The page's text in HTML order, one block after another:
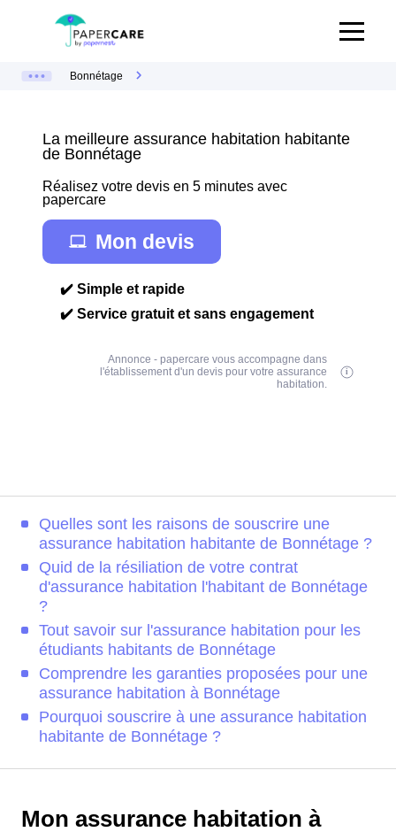
Bonnétage
La meilleure assurance habitation habitante
de Bonnétage
Réalisez votre devis en 5 minutes avec
papercare
Mon devis
✔️ Simple et rapide
✔️ Service gratuit et sans engagement
Annonce - papercare vous accompagne dans
l'établissement d'un devis pour votre assurance
habitation.
Quelles sont les raisons de souscrire une
assurance habitation habitante de Bonnétage ?
Quid de la résiliation de votre contrat
d'assurance habitation l'habitant de Bonnétage
?
Tout savoir sur l'assurance habitation pour les
étudiants habitants de Bonnétage
Comprendre les garanties proposées pour une
assurance habitation à Bonnétage
Pourquoi souscrire à une assurance habitation
habitante de Bonnétage ?
Mon assurance habitation à